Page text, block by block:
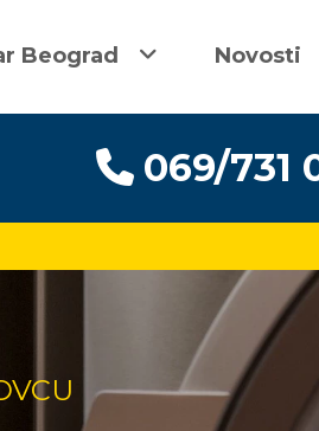
Beograd Novosti
069/731